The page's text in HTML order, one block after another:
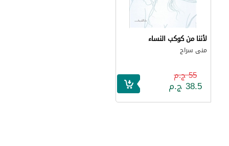
لأننا من كوكب النساء
منى سراج
55 ج.م
38.5 ج.م